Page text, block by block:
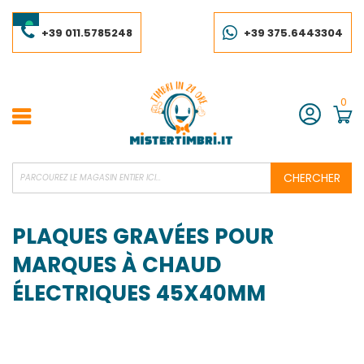
to
Content+39 011.5785248 +39 375.6443304
Compte
0
CHERCHER
PLAQUES GRAVÉES POUR
MARQUES À CHAUD
ÉLECTRIQUES 45X40MM